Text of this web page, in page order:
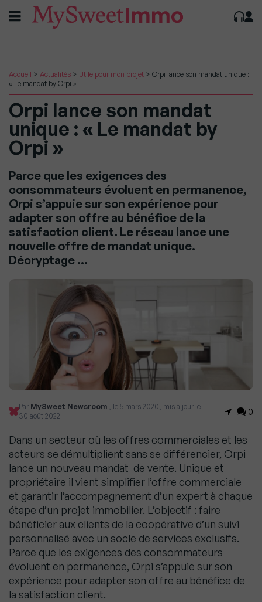
Accueil > Actualités > Utile pour mon projet > Orpi lance son mandat unique :
« Le mandat by Orpi »
Orpi lance son mandat
unique : « Le mandat by
Orpi »
Parce que les exigences des
consommateurs évoluent en permanence,
Orpi s’appuie sur son expérience pour
adapter son offre au bénéfice de la
satisfaction client. Le réseau lance une
nouvelle offre de mandat unique.
Décryptage …
Par MySweet Newsroom , le 5 mars 2020, mis à jour le
30 août 2022
0
Dans un secteur où les offres commerciales et les
acteurs se démultiplient sans se différencier, Orpi
lance un nouveau mandat de vente. Unique et
propriétaire il vient simplifier l’offre commerciale
et garantir l’accompagnement d’un expert à chaque
étape d’un projet immobilier. L’objectif : faire
bénéficier aux clients de la coopérative d’un suivi
personnalisé avec un socle de services exclusifs.
Parce que les exigences des consommateurs
évoluent en permanence, Orpi s’appuie sur son
expérience pour adapter son offre au bénéfice de
la satisfaction client.